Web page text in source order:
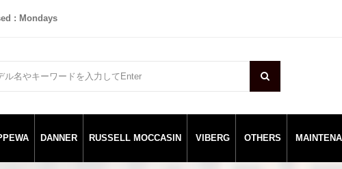
: Mondays
DANNER RUSSELL MOCCASIN VIBERG OTHERS